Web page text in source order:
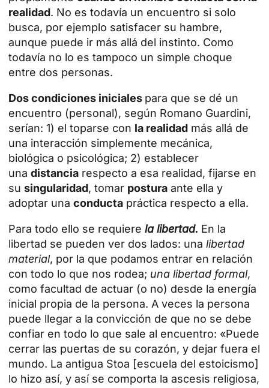
realidad. No es todavía un encuentro si solo
busca, por ejemplo satisfacer su hambre,
aunque puede ir más allá del instinto. Como
todavía no lo es tampoco un simple choque
entre dos personas.
Dos condiciones iniciales para que se dé un
encuentro (personal), según Romano Guardini,
serían: 1) el toparse con la realidad más allá de
una interacción simplemente mecánica,
biológica o psicológica; 2) establecer
una distancia respecto a esa realidad, fijarse en
su singularidad, tomar postura ante ella y
adoptar una conducta práctica respecto a ella.
Para todo ello se requiere la libertad. En la
libertad se pueden ver dos lados: una libertad
material, por la que podamos entrar en relación
con todo lo que nos rodea; una libertad formal,
como facultad de actuar (o no) desde la energía
inicial propia de la persona. A veces la persona
puede llegar a la convicción de que no se debe
confiar en todo lo que sale al encuentro: «Puede
cerrar las puertas de su corazón, y dejar fuera el
mundo. La antigua Stoa [escuela del estoicismo]
lo hizo así, y así se comporta la ascesis religiosa,